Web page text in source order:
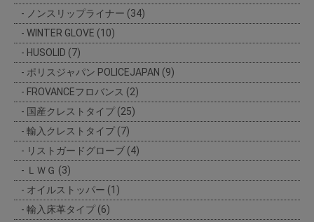
ノンスリップライナー (34)
WINTER GLOVE (10)
HUSOLID (7)
ポリスジャパン POLICEJAPAN (9)
FROVANCEフロバンス (2)
国産クレストタイプ (25)
輸入クレストタイプ (7)
リストガードグローブ (4)
ＬＷＧ (3)
オイルストッパー (1)
輸入床革タイプ (6)